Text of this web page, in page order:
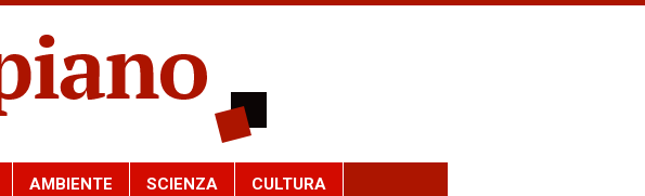
AMBIENTE SCIENZA CULTURA